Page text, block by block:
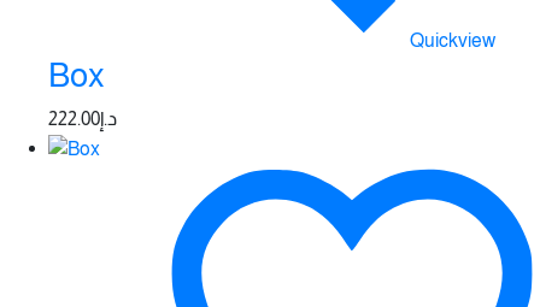
Quickview
Box
د.إ222.00